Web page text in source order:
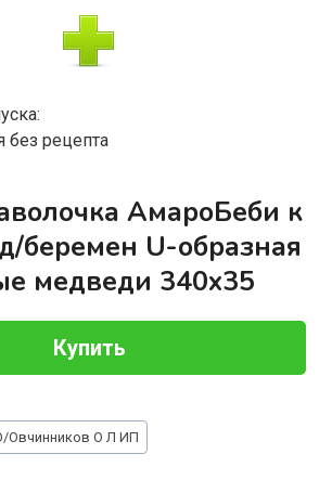
без рецепта
АмароБеби к
беремен U-образная
медведи 340х35
Купить
Овчинников О Л ИП